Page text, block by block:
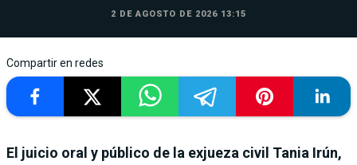
2 DE AGOSTO DE 2026 13:15
Compartir en redes
El juicio oral y público de la exjueza civil Tania Irún,